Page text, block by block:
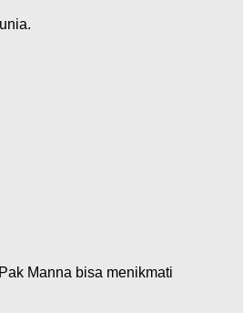
Manna bisa menikmati